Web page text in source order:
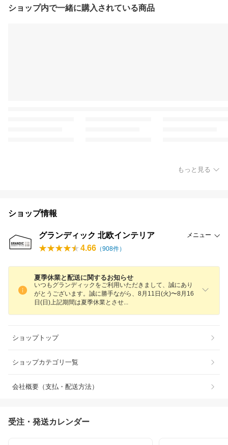
ショップ内で一緒に購入されている商品
もっと見る
ショップ情報
グランディック 北欧インテリア メニュー
4.66 （908件）
夏季休業と配送に関するお知らせ
いつもグランディックをご利用いただきまして、誠にあり
がとうございます。誠に勝手ながら、8月11日(火)〜8月16
日(日)上記期間は夏季休業とさせ
ショップトップ
ショップカテゴリ一覧
会社概要（支払・配送方法）
受注・発送カレンダー